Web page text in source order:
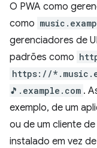
O PWA como
como
gerenciadores de
padrões como
https://
🎵.example.com .
exemplo, de um
ou de um cliente
instalado em vez